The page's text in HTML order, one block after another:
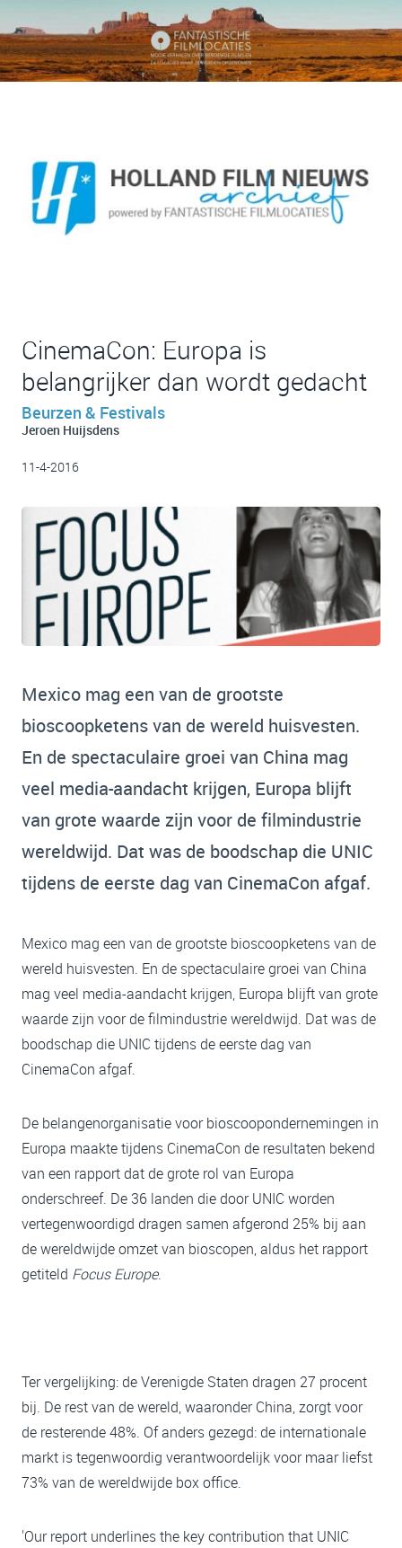
CinemaCon: Europa is
belangrijker dan wordt gedacht
Beurzen & Festivals
Jeroen Huijsdens
11-4-2016
Mexico mag een van de grootste
bioscoopketens van de wereld huisvesten.
En de spectaculaire groei van China mag
veel media-aandacht krijgen, Europa blijft
van grote waarde zijn voor de filmindustrie
wereldwijd. Dat was de boodschap die UNIC
tijdens de eerste dag van CinemaCon afgaf.
Mexico mag een van de grootste bioscoopketens van de
wereld huisvesten. En de spectaculaire groei van China
mag veel media-aandacht krijgen, Europa blijft van grote
waarde zijn voor de filmindustrie wereldwijd. Dat was de
boodschap die UNIC tijdens de eerste dag van
CinemaCon afgaf.
De belangenorganisatie voor bioscoopondernemingen in
Europa maakte tijdens CinemaCon de resultaten bekend
van een rapport dat de grote rol van Europa
onderschreef. De 36 landen die door UNIC worden
vertegenwoordigd dragen samen afgerond 25% bij aan
de wereldwijde omzet van bioscopen, aldus het rapport
getiteld Focus Europe.
Ter vergelijking: de Verenigde Staten dragen 27 procent
bij. De rest van de wereld, waaronder China, zorgt voor
de resterende 48%. Of anders gezegd: de internationale
markt is tegenwoordig verantwoordelijk voor maar liefst
73% van de wereldwijde box office.
'Our report underlines the key contribution that UNIC